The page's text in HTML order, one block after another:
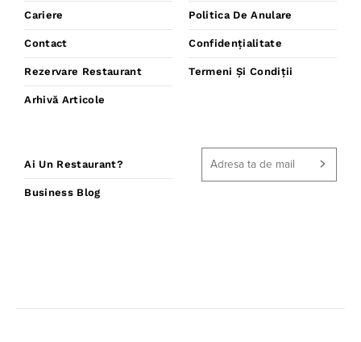
Cariere
Contact
Rezervare Restaurant
Arhivă Articole
Politica De Anulare
Confidențialitate
Termeni Și Condiții
Ai Un Restaurant?
Business Blog